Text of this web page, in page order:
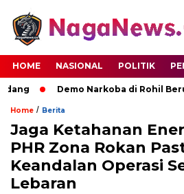
HOME NASIONAL POLITIK
Demo Narkoba di Rohil
Home / Berita
Jaga Ketahanan
PHR Zona Rokan
Keandalan Operasi
Lebaran